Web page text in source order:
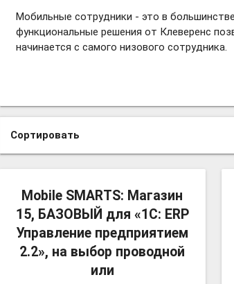
Мобильные сотрудники - это в
функциональные решения от Клеверенс
начинается с самого низового сотрудника.
Сортировать
more_vert
Mobile SMARTS: Магазин
15, БАЗОВЫЙ для «1С: ERP
Управление предприятием
2.2», на выбор проводной
или